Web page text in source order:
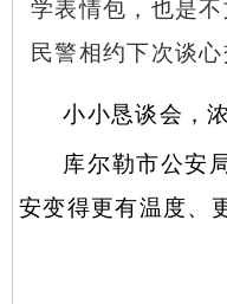
学表情包，也是
民警相约下次谈心
小小恳谈会，
库尔勒市公安
安变得更有温度、